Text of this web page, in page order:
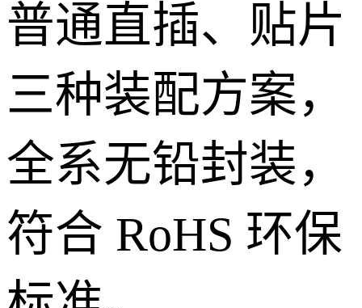
普通直插、贴片
三种装配方案，
全系无铅封装，
符合 RoHS 环保